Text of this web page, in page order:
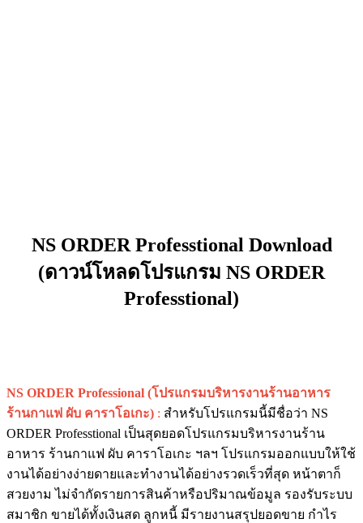
NS ORDER Professtional Download
(ดาวน์โหลดโปรแกรม NS ORDER
Professtional)
NS ORDER Professional (โปรแกรมบริหารงานร้านอาหาร
ร้านกาแฟ ผับ คาราโอเกะ) : สำหรับโปรแกรมนี้มีชื่อว่า NS
ORDER Professtional เป็นสุดยอดโปรแกรมบริหารงานร้าน
อาหาร ร้านกาแฟ ผับ คาราโอเกะ ฯลฯ โปรแกรมออกแบบให้ใช้
งานได้อย่างง่ายดายและทำงานได้อย่างรวดเร็วที่สุด หน้าตาก็
สวยงาม ไม่จำกัดรายการสินค้าหรือปริมาณข้อมูล รองรับระบบ
สมาชิก ขายได้ทั้งเงินสด ลูกหนี้ มีรายงานสรุปยอดขาย กำไร